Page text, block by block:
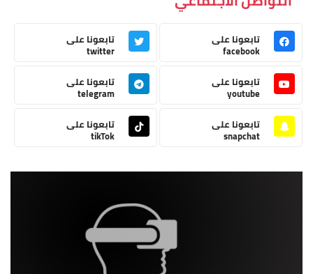
تابعونا على
facebook
تابعونا على
twitter
تابعونا على
youtube
تابعونا على
telegram
تابعونا على
snapchat
تابعونا على
tikTok